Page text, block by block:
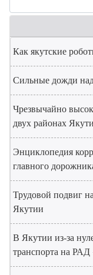
Как якутские
Сильные дожди
Чрезвычайно
двух районах
Энциклопедия
главного
Трудовой подвиг
Якутии
В Якутии из-за
транспорта на РАД